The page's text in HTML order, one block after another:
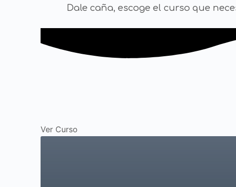
Dale caña, escoge el curso que
Ver Curso